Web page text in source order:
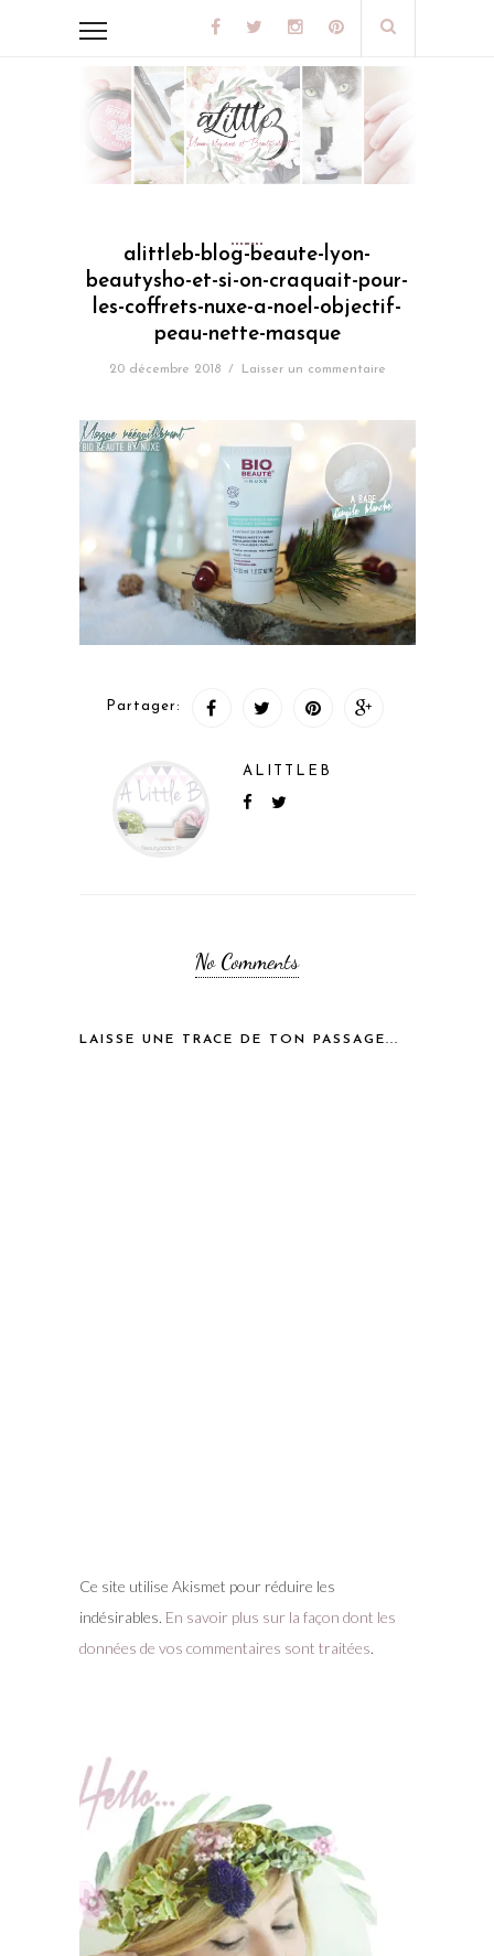
alittleb-blog-beaute-lyon-
beautysho-et-si-on-craquait-pour-
les-coffrets-nuxe-a-noel-objectif-
peau-nette-masque
20 décembre 2018 / Laisser un commentaire
Partager:
ALITTLEB
No Comments
LAISSE UNE TRACE DE TON PASSAGE...
Ce site utilise Akismet pour réduire les
indésirables. En savoir plus sur la façon dont les
données de vos commentaires sont traitées.